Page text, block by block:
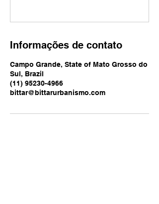
Informações de contato
Campo Grande, State of Mato Grosso do
Sul, Brazil
(11) 95230-4966
bittar@bittarurbanismo.com